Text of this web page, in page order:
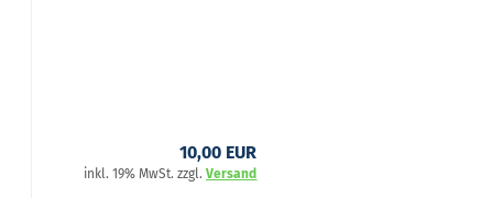
10,00 EUR
inkl. 19% MwSt. zzgl.Versand